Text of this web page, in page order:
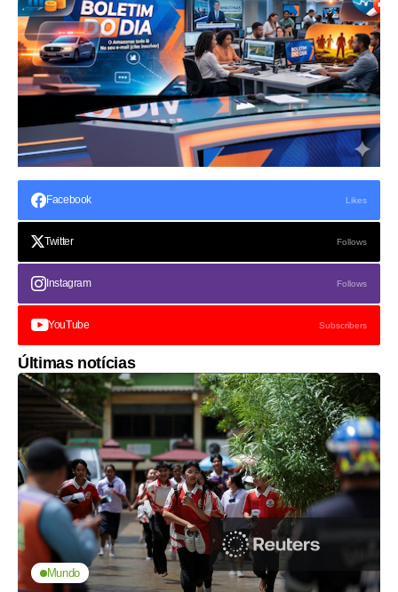
Facebook Likes
Twitter Follows
Instagram Follows
YouTube Subscribers
Últimas notícias
Mundo